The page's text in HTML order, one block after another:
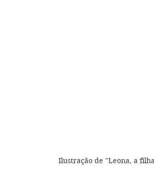
Ilustração de "Leona, a